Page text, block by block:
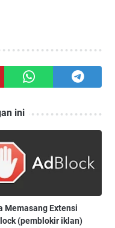
ini
Memasang Extensi
(pemblokir iklan)